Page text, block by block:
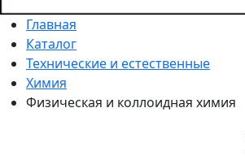
Главная
Каталог
Технические и естественные
Химия
Физическая и коллоидная химия